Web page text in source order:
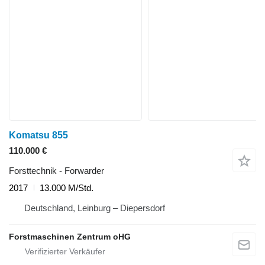
Komatsu 855
110.000 €
Forsttechnik - Forwarder
2017
13.000 M/Std.
Deutschland, Leinburg – Diepersdorf
Forstmaschinen Zentrum oHG